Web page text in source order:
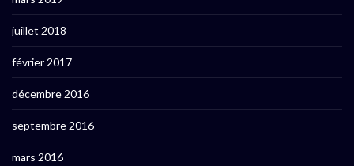
juillet 2018
février 2017
décembre 2016
septembre 2016
mars 2016